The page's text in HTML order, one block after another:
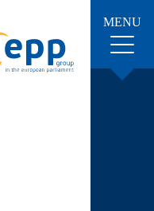
MENU